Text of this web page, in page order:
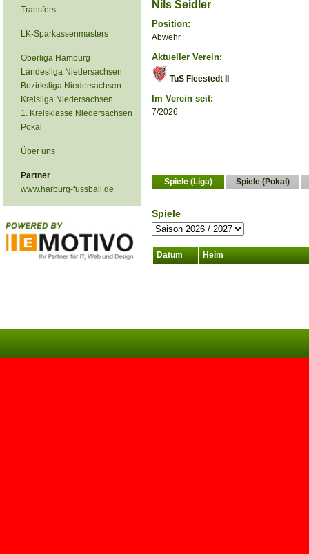
Transfers
LK-Sparkassenmasters
Oberliga Hamburg
Landesliga Niedersachsen
Bezirksliga Niedersachsen
Kreisliga Niedersachsen
1. Kreisklasse Niedersachsen
Pokal
Über uns
Partner
www.harburg-fussball.de
Nils Seidler
Position:
Abwehr
Aktueller Verein:
TuS Fleestedt II
Im Verein seit:
7/2026
Spiele (Liga) Spiele (Pokal)
Spiele
Datum Heim